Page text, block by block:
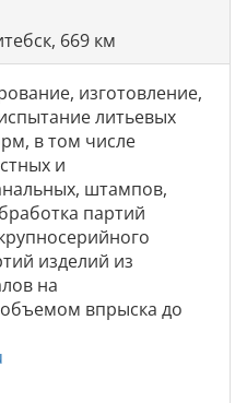
669 км
изготовление,
литьевых
в том числе
и
штампов,
партий
изделий из
на
впрыска до